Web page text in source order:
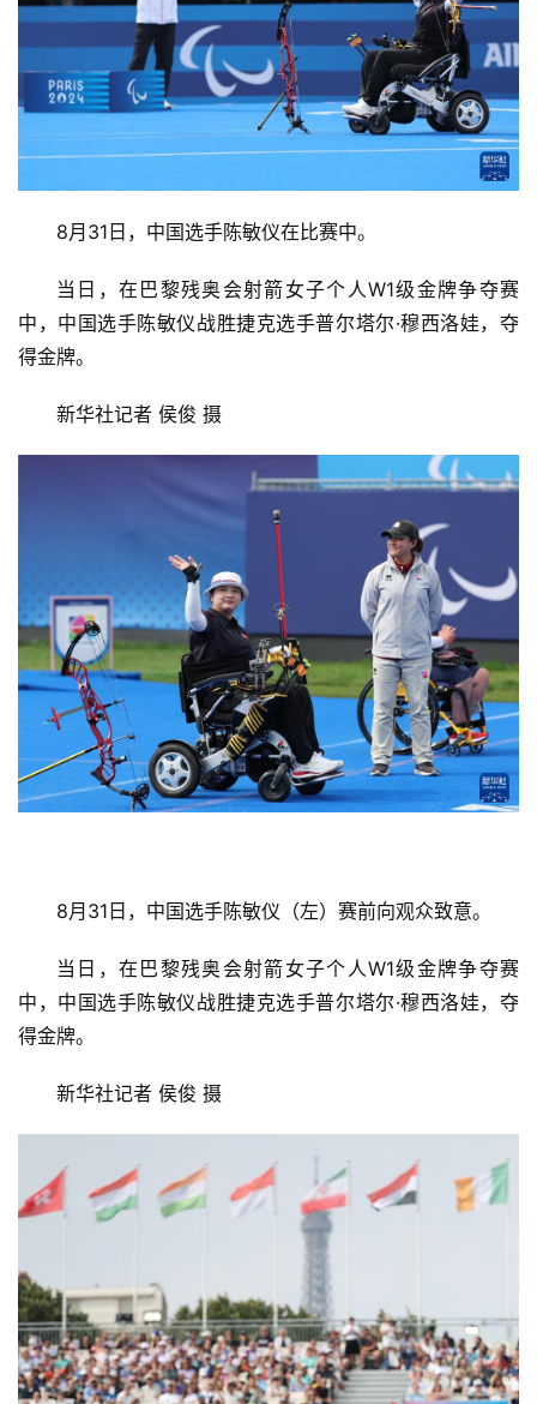
8月31日，中国选手陈敏仪在比赛中。
当日，在巴黎残奥会射箭女子个人W1级金牌争夺赛
中，中国选手陈敏仪战胜捷克选手普尔塔尔·穆西洛娃，夺
得金牌。
新华社记者 侯俊 摄
8月31日，中国选手陈敏仪（左）赛前向观众致意。
当日，在巴黎残奥会射箭女子个人W1级金牌争夺赛
中，中国选手陈敏仪战胜捷克选手普尔塔尔·穆西洛娃，夺
得金牌。
新华社记者 侯俊 摄